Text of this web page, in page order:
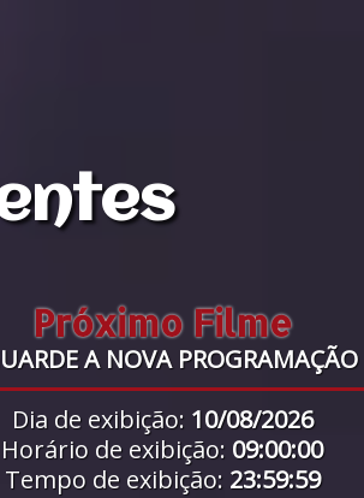
Próximo Filme
A NOVA PROGRAMAÇÃO
Dia de exibição: 10/08/2026
Horário de exibição: 09:00:00
Tempo de exibição: 23:59:59